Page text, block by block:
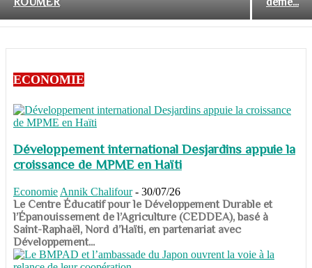
ECONOMIE
Développement international Desjardins appuie la
croissance de MPME en Haïti
Economie Annik Chalifour - 30/07/26
​​​​​​​Le Centre Éducatif pour le Développement Durable et
l’Épanouissement de l’Agriculture (CEDDEA), basé à
Saint-Raphaël, Nord d’Haïti, en partenariat avec
Développement...